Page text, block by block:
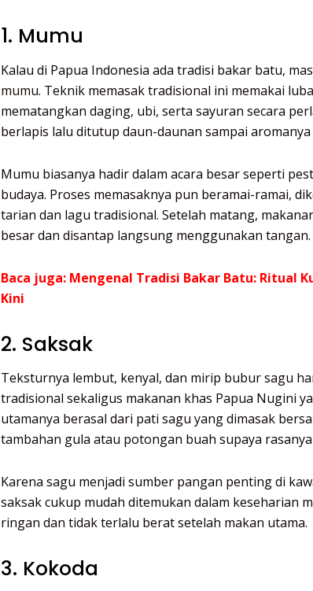
1. Mumu
Kalau di Papua Indonesia ada tradisi bakar batu,
mumu. Teknik memasak tradisional ini memakai
mematangkan daging, ubi, serta sayuran secara
berlapis lalu ditutup daun-daunan sampai
Mumu biasanya hadir dalam acara besar seperti
budaya. Proses memasaknya pun beramai-ramai,
tarian dan lagu tradisional. Setelah matang,
besar dan disantap langsung menggunakan tangan.
Baca juga: Mengenal Tradisi Bakar Batu: Ritual
Kini
2. Saksak
Teksturnya lembut, kenyal, dan mirip bubur sagu
tradisional sekaligus makanan khas Papua Nugini
utamanya berasal dari pati sagu yang dimasak
tambahan gula atau potongan buah supaya
Karena sagu menjadi sumber pangan penting di
saksak cukup mudah ditemukan dalam keseharian
ringan dan tidak terlalu berat setelah makan utama.
3. Kokoda